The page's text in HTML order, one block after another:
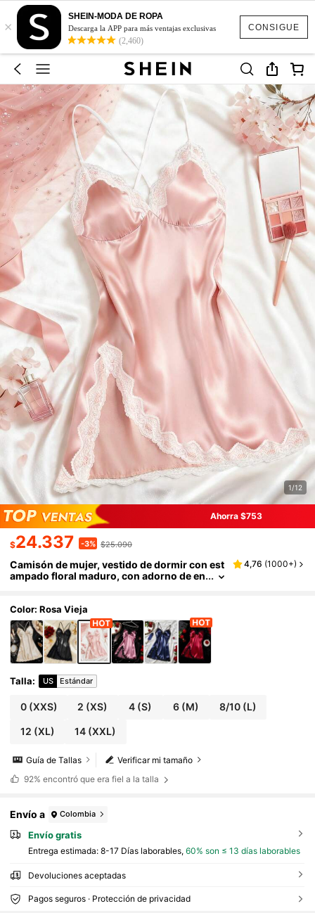
CONSIGUE
×
SHEIN-MODA DE ROPA
Descarga la APP para más ventajas exclusivas
(2,460)
1/12
Ahorra $753
$24.337 -3% $25.090
Camisón de mujer, vestido de dormir con est
ampado floral maduro, con adorno de en
da
4,76 (1000+)
Color: Rosa Vieja
Talla: US Estándar
0(XXS) 2 (XS) 4 (S) 6 (M) 8/10 (L)
12 (XL) 14 (XXL)
Verificar mi tamaño
Guía de Tallas
92% encontró que era fiel a la talla
Envío a Colombia
Envío gratis
Entrega estimada: 8-17 Días laborables, 60% son ≤ 13 días laborables
Devoluciones aceptadas
Pagos seguros · Protección de privacidad